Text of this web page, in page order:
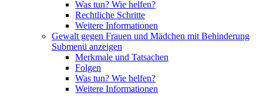
Was tun? Wie helfen?
Rechtliche Schritte
Weitere Informationen
Gewalt gegen Frauen und Mädchen mit Behinderung
Submenü anzeigen
Merkmale und Tatsachen
Folgen
Was tun? Wie helfen?
Weitere Informationen